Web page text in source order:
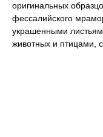
оригинальных
фессалийского
украшенными
животных и птицами,